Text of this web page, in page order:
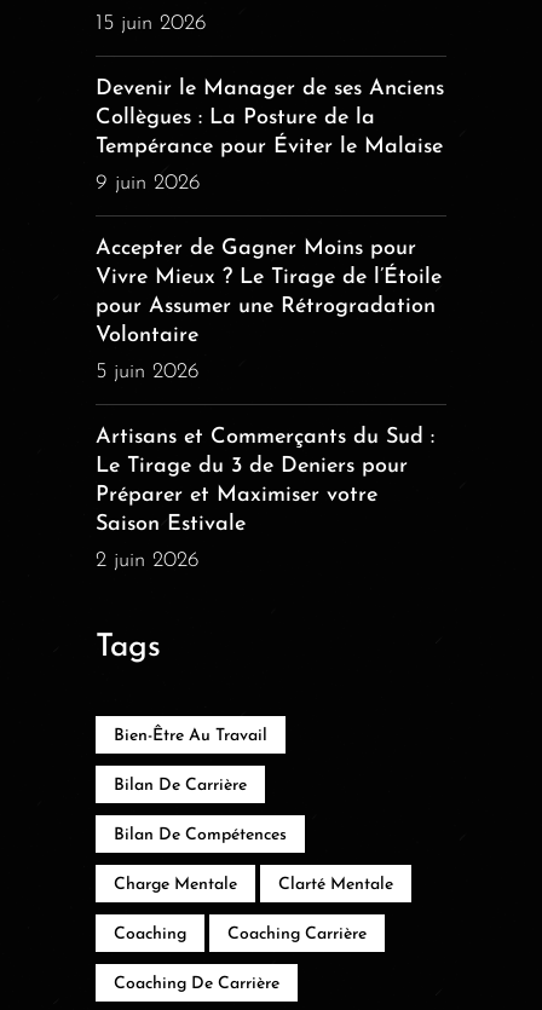
15 juin 2026
Devenir le Manager de ses Anciens
Collègues : La Posture de la
Tempérance pour Éviter le Malaise
9 juin 2026
Accepter de Gagner Moins pour
Vivre Mieux ? Le Tirage de l’Étoile
pour Assumer une Rétrogradation
Volontaire
5 juin 2026
Artisans et Commerçants du Sud :
Le Tirage du 3 de Deniers pour
Préparer et Maximiser votre
Saison Estivale
2 juin 2026
Tags
Bien-Être Au Travail
Bilan De Carrière
Bilan De Compétences
Charge Mentale Clarté Mentale
Coaching Coaching Carrière
Coaching De Carrière